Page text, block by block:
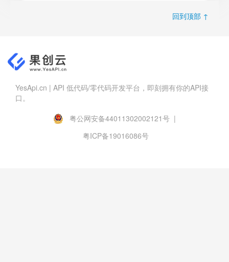
回到顶部 ↑
YesApi.cn | API 低代码/零代码开发平台，即刻拥有你的API接
口。
粤公网安备44011302002121号 |
粤ICP备19016086号